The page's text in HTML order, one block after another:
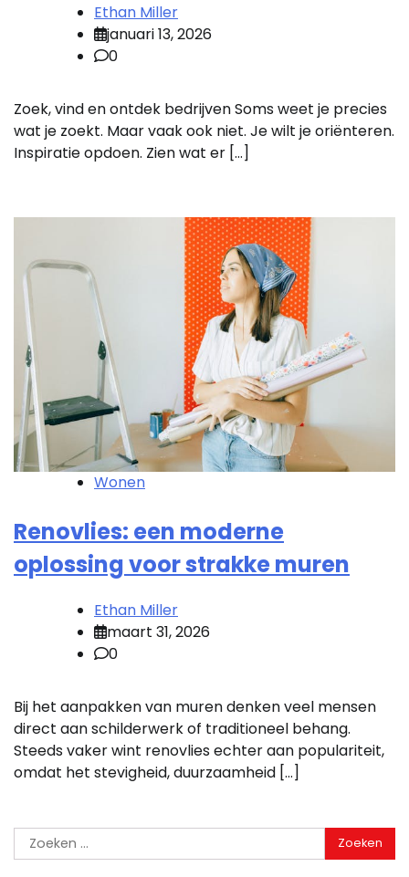
Ethan Miller
januari 13, 2026
0
Zoek, vind en ontdek bedrijven Soms weet je precies
wat je zoekt. Maar vaak ook niet. Je wilt je oriënteren.
Inspiratie opdoen. Zien wat er […]
Wonen
Renovlies: een moderne
oplossing voor strakke muren
Ethan Miller
maart 31, 2026
0
Bij het aanpakken van muren denken veel mensen
direct aan schilderwerk of traditioneel behang.
Steeds vaker wint renovlies echter aan populariteit,
omdat het stevigheid, duurzaamheid […]
Zoeken
naar: